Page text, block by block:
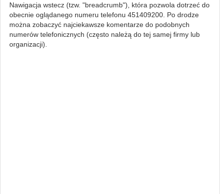
Nawigacja wstecz (tzw. "breadcrumb"), która pozwola dotrzeć do
obecnie oglądanego numeru telefonu 451409200. Po drodze
można zobaczyć najciekawsze komentarze do podobnych
numerów telefonicznych (często należą do tej samej firmy lub
organizacji).